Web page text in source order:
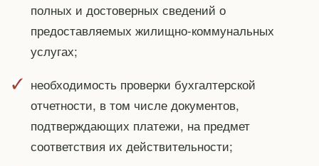
полных и достоверных сведений о
предоставляемых жилищно-коммунальных
услугах;
необходимость проверки бухгалтерской
отчетности, в том числе документов,
подтверждающих платежи, на предмет
соответствия их действительности;